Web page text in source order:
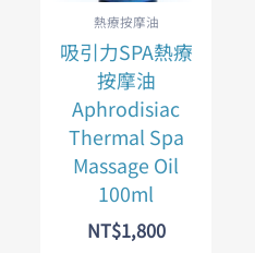
熱療按摩油
吸引力SPA熱療
按摩油
Aphrodisiac
Thermal Spa
Massage Oil
100ml
NT$1,800